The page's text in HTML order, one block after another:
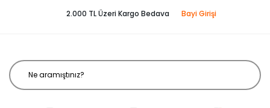
2.000 TL Üzeri Kargo Bedava Bayi Girişi